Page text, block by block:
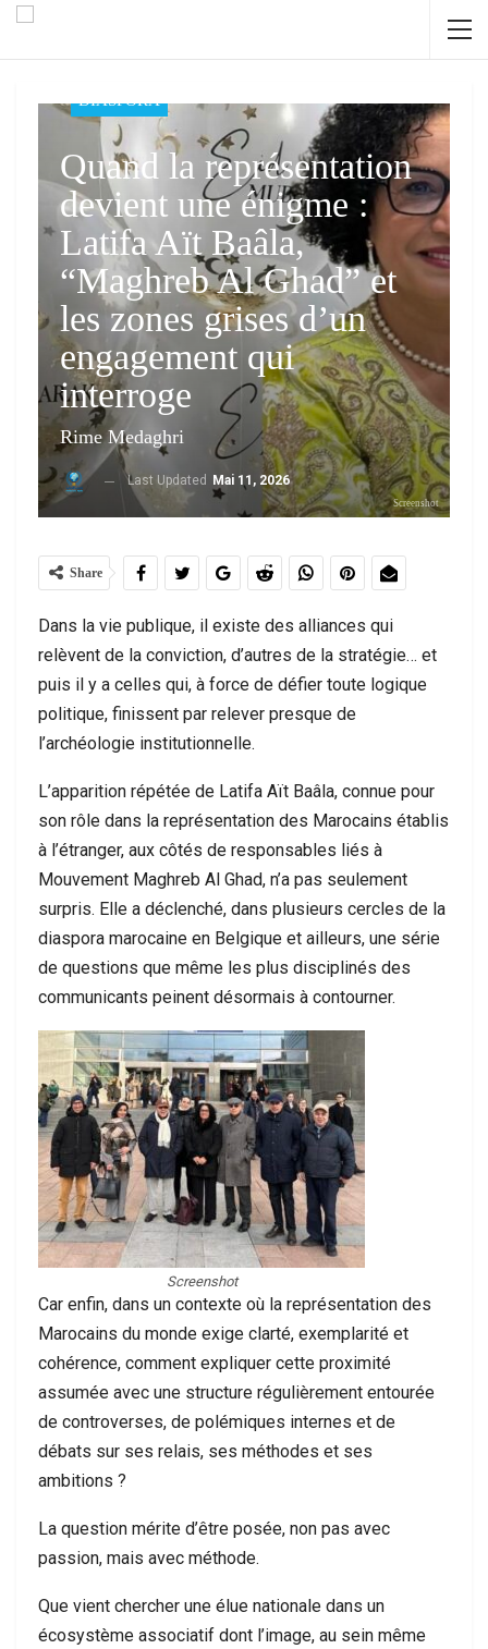
DIASPORA
Quand la représentation
devient une énigme :
Latifa Aït Baâla,
“Maghreb Al Ghad” et
les zones grises d’un
engagement qui
interroge
Rime Medaghri
Last Updated Mai 11, 2026
Screenshot
Share
Dans la vie publique, il existe des alliances qui
relèvent de la conviction, d’autres de la stratégie… et
puis il y a celles qui, à force de défier toute logique
politique, finissent par relever presque de
l’archéologie institutionnelle.
L’apparition répétée de Latifa Aït Baâla, connue pour
son rôle dans la représentation des Marocains établis
à l’étranger, aux côtés de responsables liés à
Mouvement Maghreb Al Ghad, n’a pas seulement
surpris. Elle a déclenché, dans plusieurs cercles de la
diaspora marocaine en Belgique et ailleurs, une série
de questions que même les plus disciplinés des
communicants peinent désormais à contourner.
Screenshot
Car enfin, dans un contexte où la représentation des
Marocains du monde exige clarté, exemplarité et
cohérence, comment expliquer cette proximité
assumée avec une structure régulièrement entourée
de controverses, de polémiques internes et de
débats sur ses relais, ses méthodes et ses
ambitions ?
La question mérite d’être posée, non pas avec
passion, mais avec méthode.
Que vient chercher une élue nationale dans un
écosystème associatif dont l’image, au sein même